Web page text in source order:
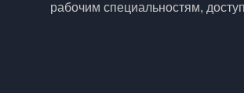
рабочим специальностям,